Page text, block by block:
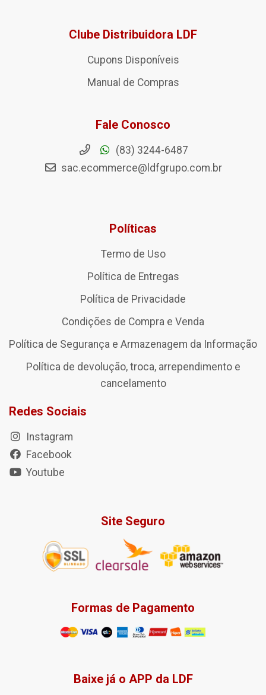
Clube Distribuidora LDF
Cupons Disponíveis
Manual de Compras
Fale Conosco
(83) 3244-6487
sac.ecommerce@ldfgrupo.com.br
Políticas
Termo de Uso
Política de Entregas
Política de Privacidade
Condições de Compra e Venda
Política de Segurança e Armazenagem da Informação
Política de devolução, troca, arrependimento e
cancelamento
Redes Sociais
Instagram
Facebook
Youtube
Site Seguro
Formas de Pagamento
Baixe já o APP da LDF